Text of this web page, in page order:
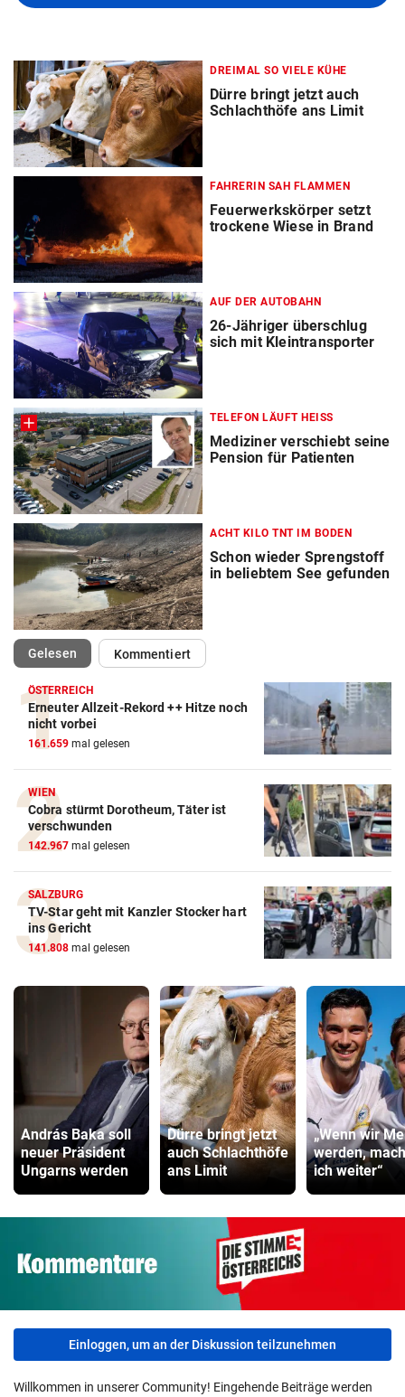
DREIMAL SO VIELE KÜHE
Dürre bringt jetzt auch
Schlachthöfe ans Limit
FAHRERIN SAH FLAMMEN
Feuerwerkskörper setzt
trockene Wiese in Brand
AUF DER AUTOBAHN
26-Jähriger überschlug
sich mit Kleintransporter
TELEFON LÄUFT HEISS
Mediziner verschiebt seine
Pension für Patienten
ACHT KILO TNT IM BODEN
Schon wieder Sprengstoff
in beliebtem See gefunden
Gelesen(ausgewählt)Kommentiert
ÖSTERREICH
Erneuter Allzeit-Rekord ++ Hitze noch
nicht vorbei
161.659 mal gelesen
WIEN
Cobra stürmt Dorotheum, Täter ist
verschwunden
142.967 mal gelesen
SALZBURG
TV-Star geht mit Kanzler Stocker hart
ins Gericht
141.808 mal gelesen
András Baka soll
neuer Präsident
Ungarns werden
Dürre bringt jetzt
auch Schlachthöfe
ans Limit
„Wenn wir
werden,
ich weiter“
Einloggen, um an der Diskussion teilzunehmen
Willkommen in unserer Community! Eingehende Beiträge werden